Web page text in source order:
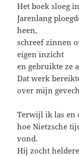
Het boek sloeg
Jarenlang
heen,
schreef zinnen
eigen inzicht
en gebruikte ze
Dat werk
over mijn
Terwijl ik las en
hoe Nietzsche
vond.
Hij zocht